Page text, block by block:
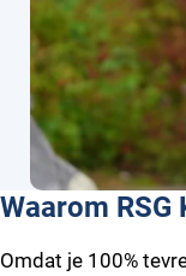
Waarom
Omdat je 100%